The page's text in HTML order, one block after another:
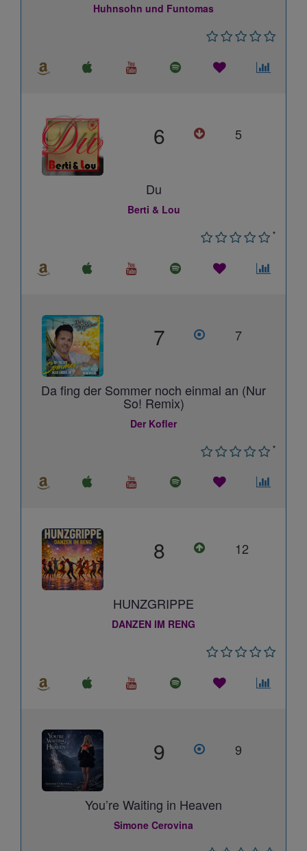
Huhnsohn und Funtomas
6 5
Du
Berti & Lou
*
7 7
Da fing der Sommer noch einmal an (Nur
So! Remix)
Der Kofler
*
8 12
HUNZGRIPPE
DANZEN IM RENG
9 9
You’re Waiting in Heaven
Simone Cerovina